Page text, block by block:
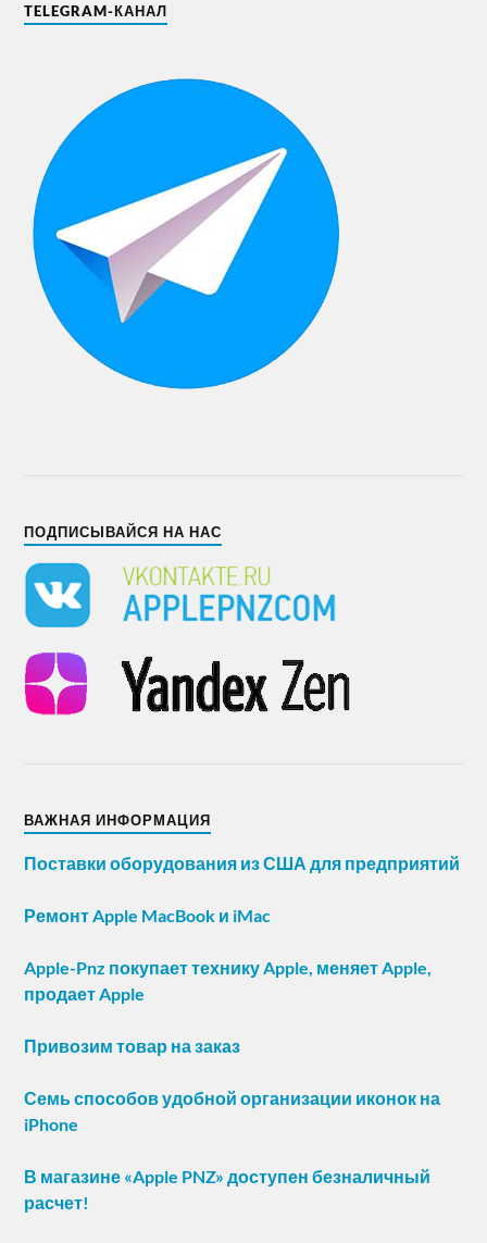
TELEGRAM-КАНАЛ
ПОДПИСЫВАЙСЯ НА НАС
ВАЖНАЯ ИНФОРМАЦИЯ
Поставки оборудования из США для предприятий
Ремонт Apple MacBook и iMac
Apple-Pnz покупает технику Apple, меняет Apple,
продает Apple
Привозим товар на заказ
Семь способов удобной организации иконок на
iPhone
В магазине «Apple PNZ» доступен безналичный
расчет!